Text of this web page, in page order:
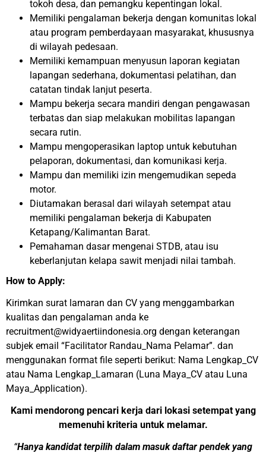
tokoh desa, dan pemangku kepentingan lokal.
Memiliki pengalaman bekerja dengan komunitas lokal
atau program pemberdayaan masyarakat, khususnya
di wilayah pedesaan.
Memiliki kemampuan menyusun laporan kegiatan
lapangan sederhana, dokumentasi pelatihan, dan
catatan tindak lanjut peserta.
Mampu bekerja secara mandiri dengan pengawasan
terbatas dan siap melakukan mobilitas lapangan
secara rutin.
Mampu mengoperasikan laptop untuk kebutuhan
pelaporan, dokumentasi, dan komunikasi kerja.
Mampu dan memiliki izin mengemudikan sepeda
motor.
Diutamakan berasal dari wilayah setempat atau
memiliki pengalaman bekerja di Kabupaten
Ketapang/Kalimantan Barat.
Pemahaman dasar mengenai STDB, atau isu
keberlanjutan kelapa sawit menjadi nilai tambah.
How to Apply:
Kirimkan surat lamaran dan CV yang menggambarkan
kualitas dan pengalaman anda ke
recruitment@widyaertiindonesia.org dengan keterangan
subjek email “Facilitator Randau_Nama Pelamar”. dan
menggunakan format file seperti berikut: Nama Lengkap_CV
atau Nama Lengkap_Lamaran (Luna Maya_CV atau Luna
Maya_Application).
Kami mendorong pencari kerja dari lokasi setempat yang
memenuhi kriteria untuk melamar.
“Hanya kandidat terpilih dalam masuk daftar pendek yang